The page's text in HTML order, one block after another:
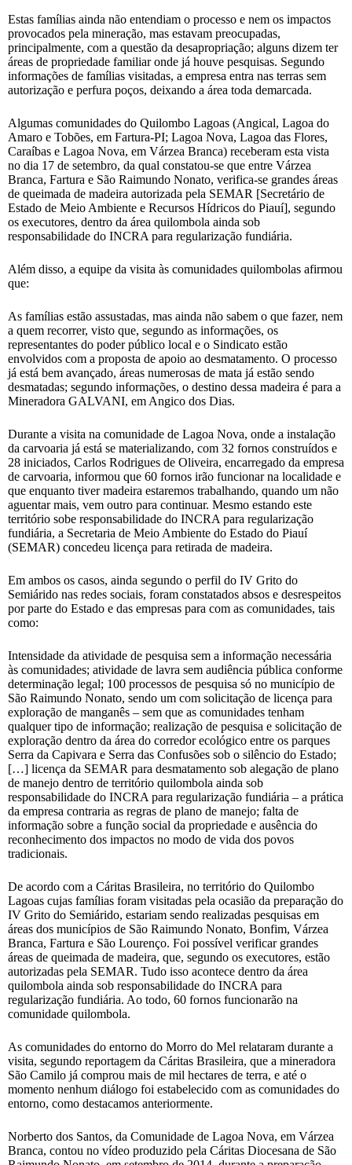
Estas famílias ainda não entendiam o processo e nem os impactos
provocados pela mineração, mas estavam preocupadas,
principalmente, com a questão da desapropriação; alguns dizem ter
áreas de propriedade familiar onde já houve pesquisas. Segundo
informações de famílias visitadas, a empresa entra nas terras sem
autorização e perfura poços, deixando a área toda demarcada.
Algumas comunidades do Quilombo Lagoas (Angical, Lagoa do
Amaro e Tobões, em Fartura-PI; Lagoa Nova, Lagoa das Flores,
Caraíbas e Lagoa Nova, em Várzea Branca) receberam esta vista
no dia 17 de setembro, da qual constatou-se que entre Várzea
Branca, Fartura e São Raimundo Nonato, verifica-se grandes áreas
de queimada de madeira autorizada pela SEMAR [Secretário de
Estado de Meio Ambiente e Recursos Hídricos do Piauí], segundo
os executores, dentro da área quilombola ainda sob
responsabilidade do INCRA para regularização fundiária.
Além disso, a equipe da visita às comunidades quilombolas afirmou
que:
As famílias estão assustadas, mas ainda não sabem o que fazer, nem
a quem recorrer, visto que, segundo as informações, os
representantes do poder público local e o Sindicato estão
envolvidos com a proposta de apoio ao desmatamento. O processo
já está bem avançado, áreas numerosas de mata já estão sendo
desmatadas; segundo informações, o destino dessa madeira é para a
Mineradora GALVANI, em Angico dos Dias.
Durante a visita na comunidade de Lagoa Nova, onde a instalação
da carvoaria já está se materializando, com 32 fornos construídos e
28 iniciados, Carlos Rodrigues de Oliveira, encarregado da empresa
de carvoaria, informou que 60 fornos irão funcionar na localidade e
que enquanto tiver madeira estaremos trabalhando, quando um não
aguentar mais, vem outro para continuar. Mesmo estando este
território sobe responsabilidade do INCRA para regularização
fundiária, a Secretaria de Meio Ambiente do Estado do Piauí
(SEMAR) concedeu licença para retirada de madeira.
Em ambos os casos, ainda segundo o perfil do IV Grito do
Semiárido nas redes sociais, foram constatados absos e desrespeitos
por parte do Estado e das empresas para com as comunidades, tais
como:
Intensidade da atividade de pesquisa sem a informação necessária
às comunidades; atividade de lavra sem audiência pública conforme
determinação legal; 100 processos de pesquisa só no município de
São Raimundo Nonato, sendo um com solicitação de licença para
exploração de manganês – sem que as comunidades tenham
qualquer tipo de informação; realização de pesquisa e solicitação de
exploração dentro da área do corredor ecológico entre os parques
Serra da Capivara e Serra das Confusões sob o silêncio do Estado;
[…] licença da SEMAR para desmatamento sob alegação de plano
de manejo dentro de território quilombola ainda sob
responsabilidade do INCRA para regularização fundiária – a prática
da empresa contraria as regras de plano de manejo; falta de
informação sobre a função social da propriedade e ausência do
reconhecimento dos impactos no modo de vida dos povos
tradicionais.
De acordo com a Cáritas Brasileira, no território do Quilombo
Lagoas cujas famílias foram visitadas pela ocasião da preparação do
IV Grito do Semiárido, estariam sendo realizadas pesquisas em
áreas dos municípios de São Raimundo Nonato, Bonfim, Várzea
Branca, Fartura e São Lourenço. Foi possível verificar grandes
áreas de queimada de madeira, que, segundo os executores, estão
autorizadas pela SEMAR. Tudo isso acontece dentro da área
quilombola ainda sob responsabilidade do INCRA para
regularização fundiária. Ao todo, 60 fornos funcionarão na
comunidade quilombola.
As comunidades do entorno do Morro do Mel relataram durante a
visita, segundo reportagem da Cáritas Brasileira, que a mineradora
São Camilo já comprou mais de mil hectares de terra, e até o
momento nenhum diálogo foi estabelecido com as comunidades do
entorno, como destacamos anteriormente.
Norberto dos Santos, da Comunidade de Lagoa Nova, em Várzea
Branca, contou no vídeo produzido pela Cáritas Diocesana de São